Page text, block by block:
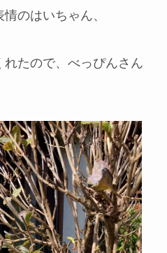
のはいちゃん、
たので、べっぴんさん